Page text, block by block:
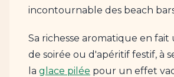
incontournable des beach
Sa richesse aromatique en fait
de soirée ou d'apéritif festif, à
la glace pilée pour un effet